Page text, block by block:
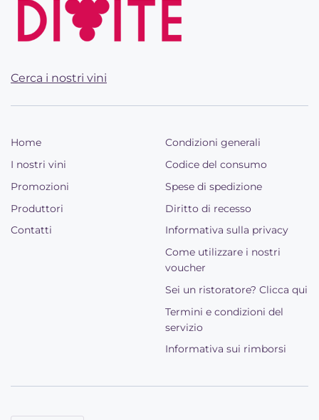
Cerca i nostri vini
Home
I nostri vini
Promozioni
Produttori
Contatti
Condizioni generali
Codice del consumo
Spese di spedizione
Diritto di recesso
Informativa sulla privacy
Come utilizzare i nostri
voucher
Sei un ristoratore? Clicca qui
Termini e condizioni del
servizio
Informativa sui rimborsi